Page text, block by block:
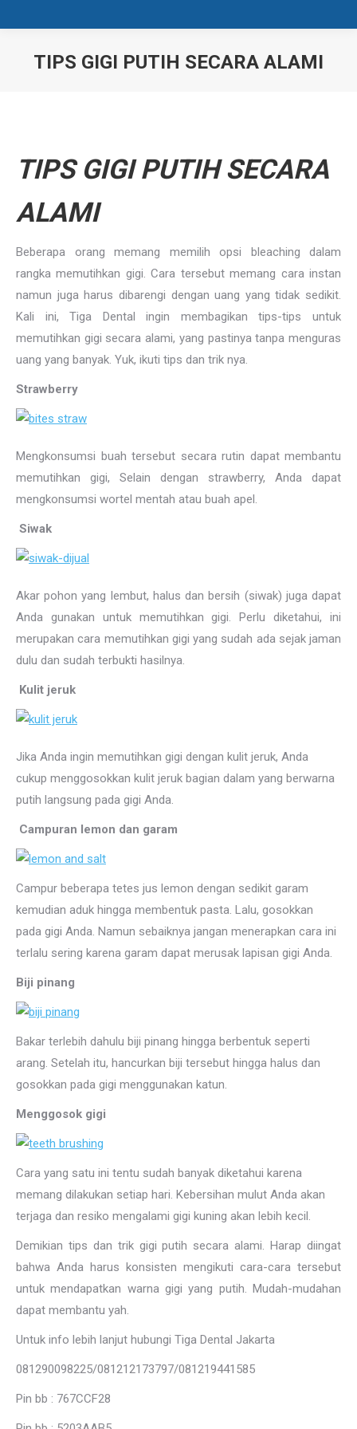
TIPS GIGI PUTIH SECARA ALAMI
TIPS GIGI PUTIH SECARA
ALAMI
Beberapa orang memang memilih opsi bleaching dalam
rangka memutihkan gigi. Cara tersebut memang cara instan
namun juga harus dibarengi dengan uang yang tidak sedikit.
Kali ini, Tiga Dental ingin membagikan tips-tips untuk
memutihkan gigi secara alami, yang pastinya tanpa menguras
uang yang banyak. Yuk, ikuti tips dan trik nya.
Strawberry
Mengkonsumsi buah tersebut secara rutin dapat membantu
memutihkan gigi, Selain dengan strawberry, Anda dapat
mengkonsumsi wortel mentah atau buah apel.
Siwak
Akar pohon yang lembut, halus dan bersih (siwak) juga dapat
Anda gunakan untuk memutihkan gigi. Perlu diketahui, ini
merupakan cara memutihkan gigi yang sudah ada sejak jaman
dulu dan sudah terbukti hasilnya.
Kulit jeruk
Jika Anda ingin memutihkan gigi dengan kulit jeruk, Anda
cukup menggosokkan kulit jeruk bagian dalam yang berwarna
putih langsung pada gigi Anda.
Campuran lemon dan garam
Campur beberapa tetes jus lemon dengan sedikit garam
kemudian aduk hingga membentuk pasta. Lalu, gosokkan
pada gigi Anda. Namun sebaiknya jangan menerapkan cara ini
terlalu sering karena garam dapat merusak lapisan gigi Anda.
Biji pinang
Bakar terlebih dahulu biji pinang hingga berbentuk seperti
arang. Setelah itu, hancurkan biji tersebut hingga halus dan
gosokkan pada gigi menggunakan katun.
Menggosok gigi
Cara yang satu ini tentu sudah banyak diketahui karena
memang dilakukan setiap hari. Kebersihan mulut Anda akan
terjaga dan resiko mengalami gigi kuning akan lebih kecil.
Demikian tips dan trik gigi putih secara alami. Harap diingat
bahwa Anda harus konsisten mengikuti cara-cara tersebut
untuk mendapatkan warna gigi yang putih. Mudah-mudahan
dapat membantu yah.
Untuk info lebih lanjut hubungi Tiga Dental Jakarta
081290098225/081212173797/081219441585
Pin bb : 767CCF28